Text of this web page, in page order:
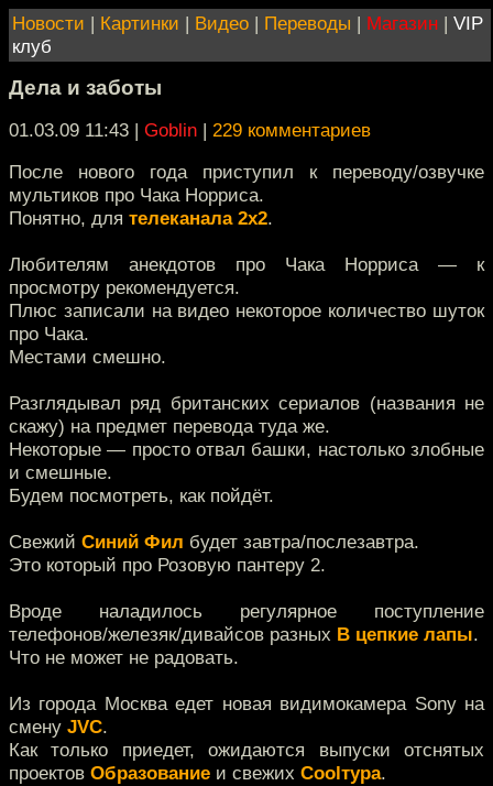
Новости | Картинки | Видео | Переводы | Магазин | VIP
клуб
Дела и заботы
01.03.09 11:43 | Goblin | 229 комментариев
После нового года приступил к переводу/озвучке
мультиков про Чака Норриса.
Понятно, для телеканала 2х2.
Любителям анекдотов про Чака Норриса — к
просмотру рекомендуется.
Плюс записали на видео некоторое количество шуток
про Чака.
Местами смешно.
Разглядывал ряд британских сериалов (названия не
скажу) на предмет перевода туда же.
Некоторые — просто отвал башки, настолько злобные
и смешные.
Будем посмотреть, как пойдёт.
Свежий Синий Фил будет завтра/послезавтра.
Это который про Розовую пантеру 2.
Вроде наладилось регулярное поступление
телефонов/железяк/дивайсов разных В цепкие лапы.
Что не может не радовать.
Из города Москва едет новая видимокамера Sony на
смену JVC.
Как только приедет, ожидаются выпуски отснятых
проектов Образование и свежих Coolтура.